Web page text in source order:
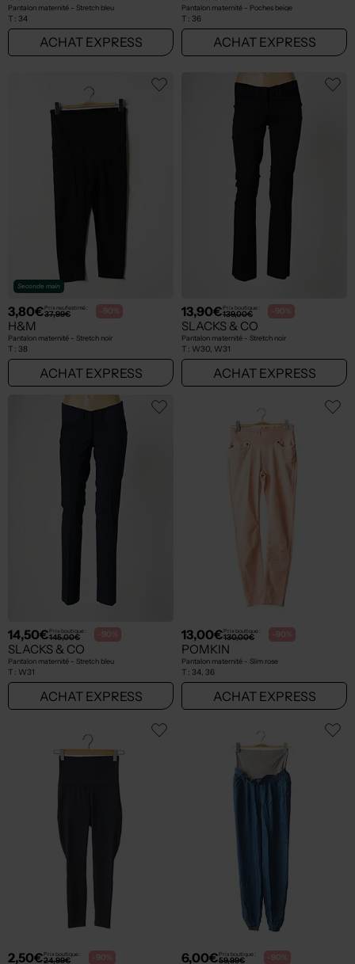
Pantalon maternité - Stretch bleu
T : 34
ACHAT EXPRESS
Pantalon maternité - Poches beige
T : 36
ACHAT EXPRESS
Seconde main
3,80€Prix neuf estimé :
37,99€ -90%
H&M
Pantalon maternité - Stretch noir
T : 38
ACHAT EXPRESS
13,90€Prix boutique :
139,00€ -90%
SLACKS & CO
Pantalon maternité - Stretch noir
T : W30, W31
ACHAT EXPRESS
14,50€Prix boutique :
145,00€ -90%
SLACKS & CO
Pantalon maternité - Stretch bleu
T : W31
ACHAT EXPRESS
13,00€Prix boutique :
130,00€ -90%
POMKIN
Pantalon maternité - Slim rose
T : 34, 36
ACHAT EXPRESS
2,50€Prix boutique :
24,99€ -90% 6,00€Prix boutique :
59,99€ -90%